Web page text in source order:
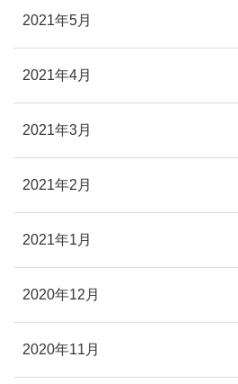
2021年5月
2021年4月
2021年3月
2021年2月
2021年1月
2020年12月
2020年11月